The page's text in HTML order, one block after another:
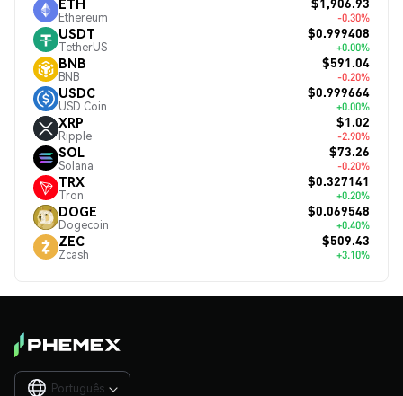
Ethereum -0.30%
USDT
TetherUS
$0.999408
+0.00%
BNB
BNB
$591.04
-0.20%
USDC
USD Coin
$0.999664
+0.00%
XRP
Ripple
$1.02
-2.90%
SOL
Solana
$73.26
-0.20%
TRX
Tron
$0.327141
+0.20%
DOGE
Dogecoin
$0.069548
+0.40%
ZEC
Zcash
$509.43
+3.10%
Português 